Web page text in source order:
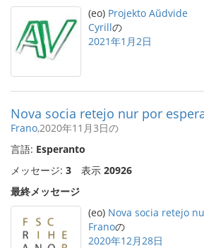
(eo) Projekto Aŭdvide
Cyrillの
2021年1月2日
Nova socia retejo nur por
Frano,2020年11月3日の
言語: Esperanto
メッセージ: 3 表示 20926
最終メッセージ
(eo) Nova socia retejo
Franoの
2020年12月28日